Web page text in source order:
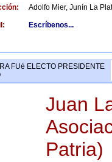
Adolfo Mier, Junín La
Escríbenos...
FUé ELECTO PRESIDENTE
Juan
Patria)